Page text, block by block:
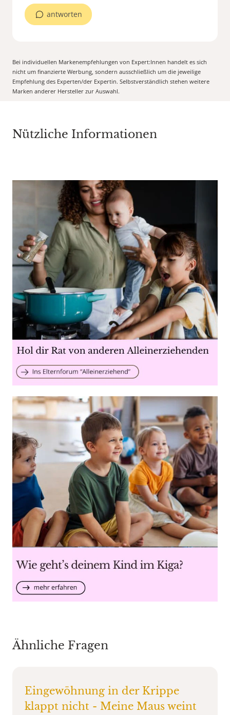
antworten
Bei individuellen Markenempfehlungen von Expert:Innen handelt es sich
nicht um finanzierte Werbung, sondern ausschließlich um die jeweilige
Empfehlung des Experten/der Expertin. Selbstverständlich stehen weitere
Marken anderer Hersteller zur Auswahl.
Nützliche Informationen
Ähnliche Fragen
Eingewöhnung in der Krippe
klappt nicht - Meine Maus weint